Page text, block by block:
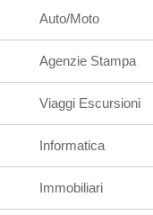
Auto/Moto
Agenzie Stampa
Viaggi Escursioni
Informatica
Immobiliari